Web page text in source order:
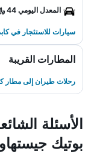
المعدل اليومي 44 ﷼
سيارات للاستئجار في
المطارات القريبة
رحلات طيران إلى مطار
الأسئلة
بوتيك